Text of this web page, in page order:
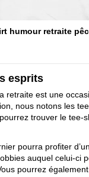
humour retraite
esprits
est une
nous notons les
trouver le
pourra profiter
auquel celui-
pourrez